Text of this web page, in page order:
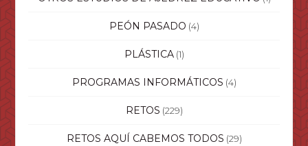
PEÓN PASADO (4)
PLÁSTICA(1)
PROGRAMAS INFORMÁTICOS (4)
RETOS (229)
RETOS AQUÍ CABEMOS TODOS (29)